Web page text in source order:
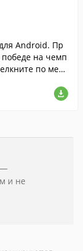
Android. Пр
на чемп
по мест
—
и не